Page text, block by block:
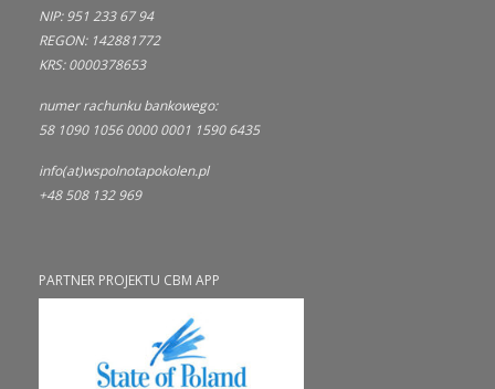
NIP: 951 233 67 94
REGON: 142881772
KRS: 0000378653
numer rachunku bankowego:
58 1090 1056 0000 0001 1590 6435
info(at)wspolnotapokolen.pl
+48 508 132 969
PARTNER PROJEKTU CBM APP